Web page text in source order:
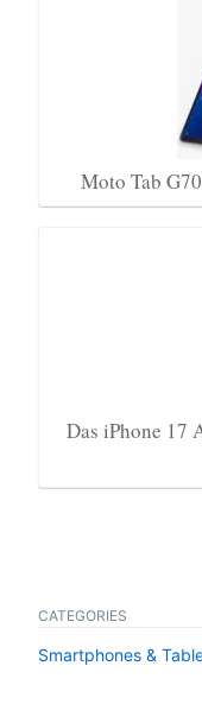
Moto Tab
Das iPhone 17
CATEGORIES
Smartphones &